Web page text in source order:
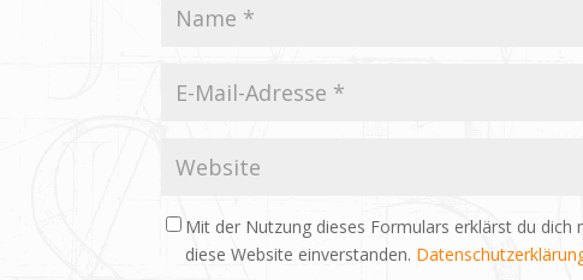
Mit der Nutzung dieses Formulars erklärst du
diese Website einverstanden.